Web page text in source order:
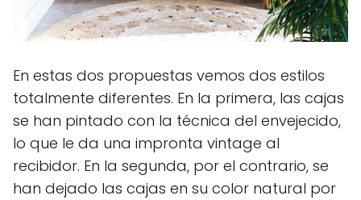
En estas dos propuestas vemos dos estilos
totalmente diferentes. En la primera, las cajas
se han pintado con la técnica del envejecido,
lo que le da una impronta vintage al
recibidor. En la segunda, por el contrario, se
han dejado las cajas en su color natural por